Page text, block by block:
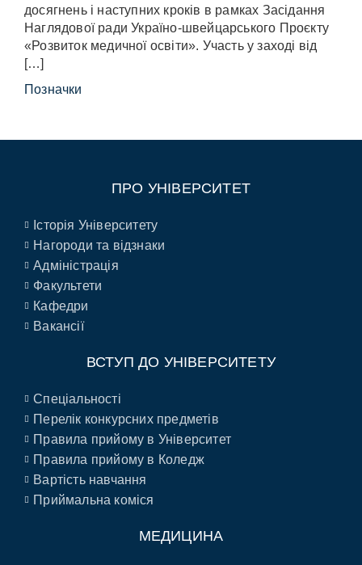
досягнень і наступних кроків в рамках Засідання
Наглядової ради Україно-швейцарського Проєкту
«Розвиток медичної освіти». Участь у заході від
[…]
Позначки
ПРО УНІВЕРСИТЕТ
Історія Університету
Нагороди та відзнаки
Адміністрація
Факультети
Кафедри
Вакансії
ВСТУП ДО УНІВЕРСИТЕТУ
Спеціальності
Перелік конкурсних предметів
Правила прийому в Університет
Правила прийому в Коледж
Вартість навчання
Приймальна коміся
МЕДИЦИНА